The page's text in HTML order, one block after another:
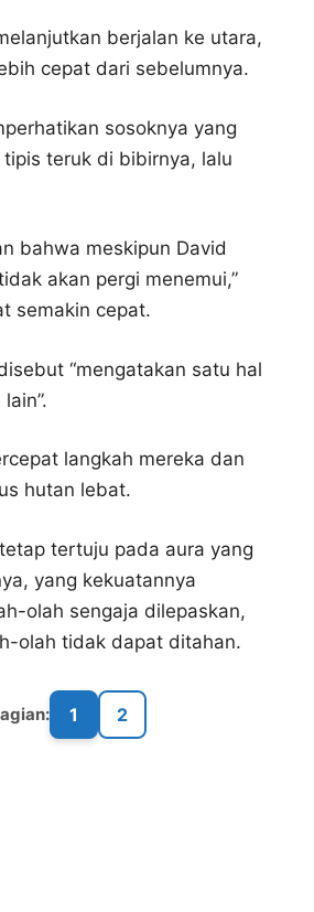
berjalan ke utara,
cepat dari sebelumnya.
sosoknya yang
teruk di bibirnya, lalu
bahwa meskipun David
akan pergi menemui,”
semakin cepat.
“mengatakan satu hal
langkah mereka dan
hutan lebat.
tertuju pada aura yang
yang kekuatannya
olah sengaja dilepaskan,
olah tidak dapat ditahan.
1 2